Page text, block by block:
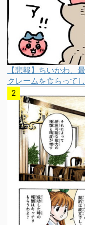
【悲報】ちいかわ、
クレームを食らって